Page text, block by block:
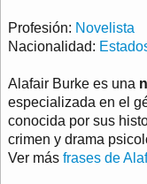
Profesión: Novelista
Nacionalidad:
Alafair Burke es una
especializada en el
conocida por sus
crimen y drama
Ver más frases de